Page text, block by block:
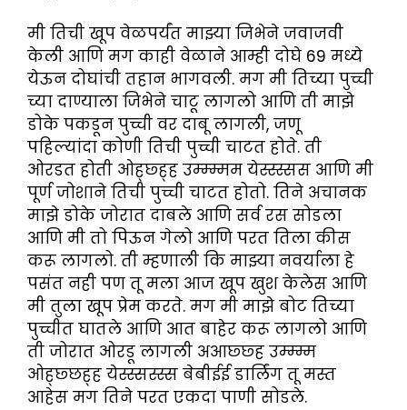
मी तिची खूप वेळपर्यंत माझ्या जिभेने जवाजवी
केली आणि मग काही वेळाने आम्ही दोघे 69 मध्ये
येऊन दोघांची तहान भागवली. मग मी तिच्या पुच्ची
च्या दाण्याला जिभेने चाटू लागलो आणि ती माझे
डोके पकडून पुच्ची वर दाबू लागली, जणू
पहिल्यांदा कोणी तिची पुच्ची चाटत होते. ती
ओरडत होती ओह्छ्ह्ह उम्म्म्मम येस्स्स्सस आणि मी
पूर्ण जोशाने तिची पुच्ची चाटत होतो. तिने अचानक
माझे डोके जोरात दाबले आणि सर्व रस सोडला
आणि मी तो पिऊन गेलो आणि परत तिला कीस
करू लागलो. ती म्हणाली कि माझ्या नवर्याला हे
पसंत नही पण तू मला आज खूप खुश केलेस आणि
मी तुला खूप प्रेम करते. मग मी माझे बोट तिच्या
पुच्चीत घातले आणि आत बाहेर करू लागलो आणि
ती जोरात ओरडू लागली अआछ्छ्ह उम्म्म्म
ओह्छ्छह्ह येस्स्सस्स्स बेबीईई डार्लिंग तू मस्त
आहेस मग तिने परत एकदा पाणी सोडले.